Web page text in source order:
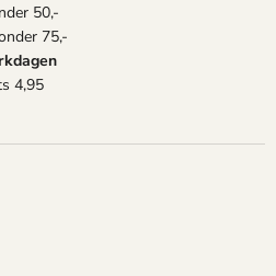
50,-
75,-
4,95